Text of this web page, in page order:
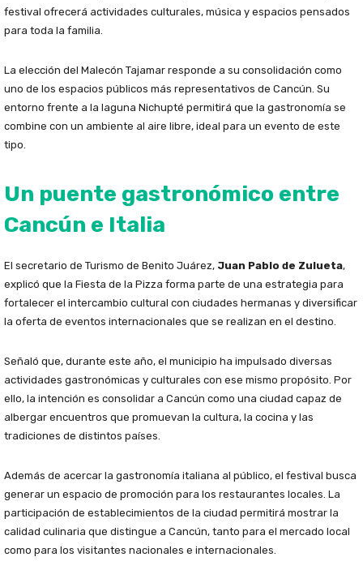
festival ofrecerá actividades culturales, música y espacios pensados
para toda la familia.
La elección del Malecón Tajamar responde a su consolidación como
uno de los espacios públicos más representativos de Cancún. Su
entorno frente a la laguna Nichupté permitirá que la gastronomía se
combine con un ambiente al aire libre, ideal para un evento de este
tipo.
Un puente gastronómico entre
Cancún e Italia
El secretario de Turismo de Benito Juárez, Juan Pablo de Zulueta,
explicó que la Fiesta de la Pizza forma parte de una estrategia para
fortalecer el intercambio cultural con ciudades hermanas y diversificar
la oferta de eventos internacionales que se realizan en el destino.
Señaló que, durante este año, el municipio ha impulsado diversas
actividades gastronómicas y culturales con ese mismo propósito. Por
ello, la intención es consolidar a Cancún como una ciudad capaz de
albergar encuentros que promuevan la cultura, la cocina y las
tradiciones de distintos países.
Además de acercar la gastronomía italiana al público, el festival busca
generar un espacio de promoción para los restaurantes locales. La
participación de establecimientos de la ciudad permitirá mostrar la
calidad culinaria que distingue a Cancún, tanto para el mercado local
como para los visitantes nacionales e internacionales.